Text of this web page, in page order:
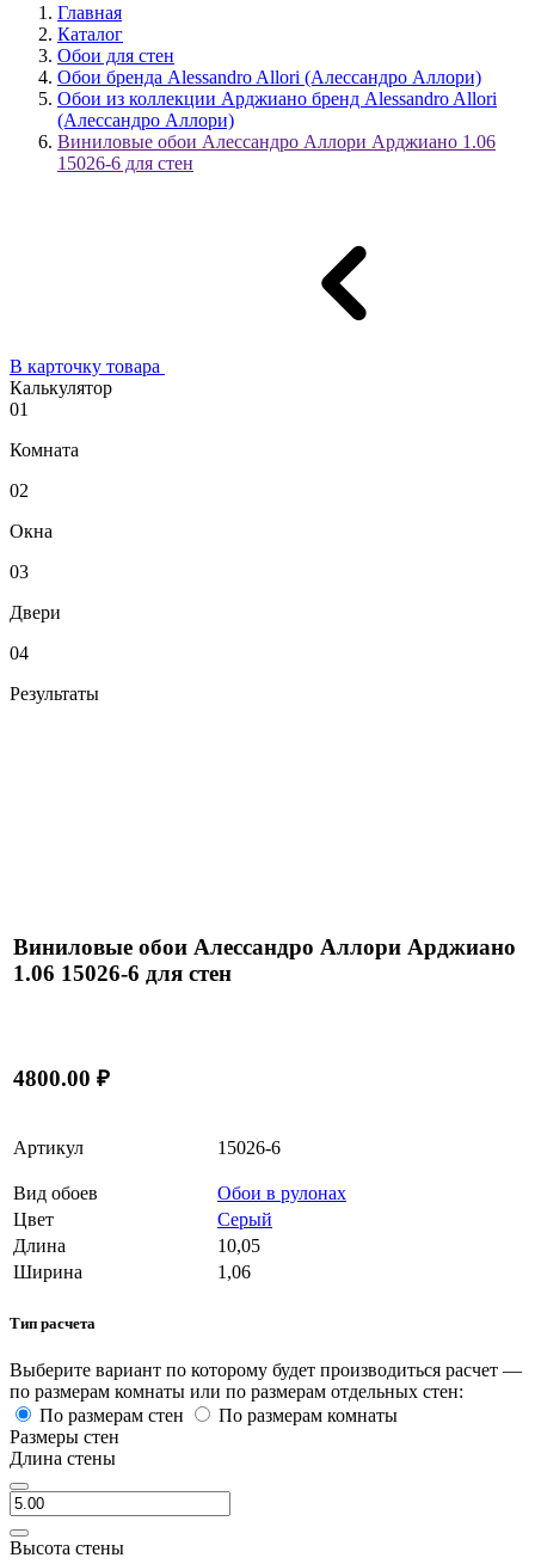
Главная
Каталог
Обои для стен
Обои бренда Alessandro Allori (Алессандро Аллори)
Обои из коллекции Арджиано бренд Alessandro Allori
(Алессандро Аллори)
Виниловые обои Алессандро Аллори Арджиано 1.06
15026-6 для стен
В карточку товара
Калькулятор
01
Комната
02
Окна
03
Двери
04
Результаты
Виниловые обои Алессандро Аллори Арджиано
1.06 15026-6 для стен
4800.00 ₽
Артикул 15026-6
Вид обоев
Обои в рулонах
Цвет
Серый
Длина
10,05
Ширина
1,06
Тип расчета
Выберите вариант по которому будет производиться расчет —
по размерам комнаты или по размерам отдельных стен:
По размерам стен
По размерам комнаты
Размеры стен
Длина стены
Высота стены